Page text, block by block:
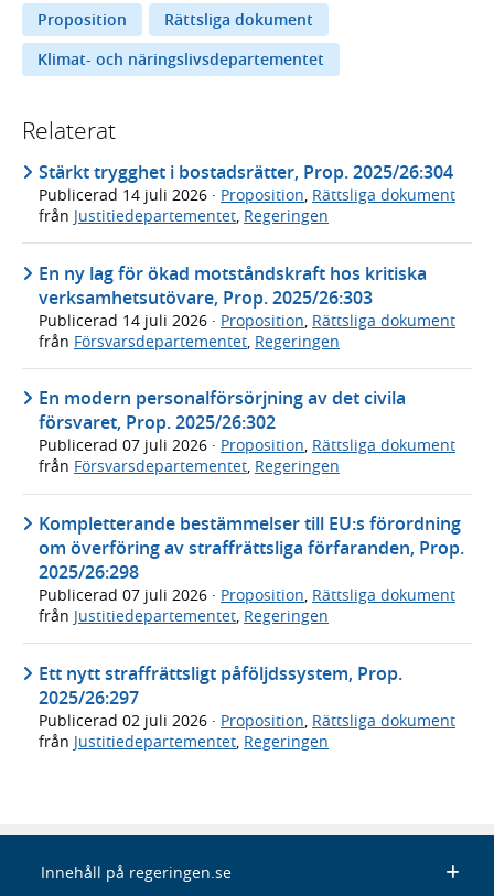
Proposition
Rättsliga dokument
Klimat- och näringslivsdepartementet
Relaterat
Stärkt trygghet i bostadsrätter, Prop. 2025/26:304
Publicerad 14 juli 2026 · Proposition, Rättsliga dokument
från Justitiedepartementet, Regeringen
En ny lag för ökad motståndskraft hos kritiska
verksamhetsutövare, Prop. 2025/26:303
Publicerad 14 juli 2026 · Proposition Rättsliga dokument
från Försvarsdepartementet Regeringen
En modern personalförsörjning av det civila
försvaret, Prop. 2025/26:302
Publicerad 07 juli 2026 · Proposition, Rättsliga dokument
från Försvarsdepartementet, Regeringen
Kompletterande bestämmelser till EU:s förordning
om överföring av straffrättsliga förfaranden, Prop.
2025/26:298
Publicerad 07 juli 2026 · Proposition, Rättsliga dokument
från Justitiedepartementet, Regeringen
Ett nytt straffrättsligt påföljdssystem, Prop.
2025/26:297
Publicerad 02 juli 2026 · Proposition Rättsliga dokument
från Justitiedepartementet Regeringen
Innehåll på regeringen.se